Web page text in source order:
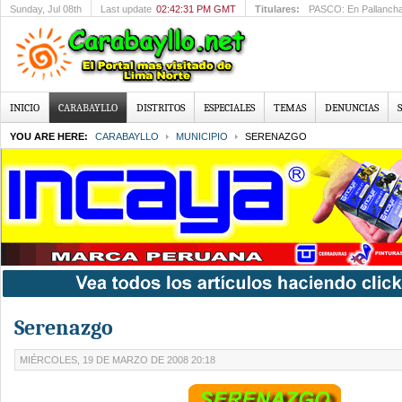
Sunday, Jul 08th Last update 02:42:31 PM GMT Titulares: PASCUAL POMA
INICIO CARABAYLLO DISTRITOS ESPECIALES TEMAS DENUNCIAS
YOU ARE HERE: CARABAYLLO MUNICIPIO SERENAZGO
Serenazgo
MIÉRCOLES, 19 DE MARZO DE 2008 20:18